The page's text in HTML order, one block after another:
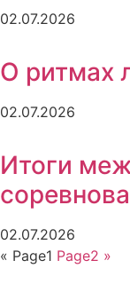
02.07.2026
О ритмах
02.07.2026
Итоги
02.07.2026
« Page1 Page2 »